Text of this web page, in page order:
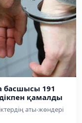
басшысы 191
қамалды
аты-жөндері